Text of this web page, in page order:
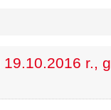
19.10.2016 r.,